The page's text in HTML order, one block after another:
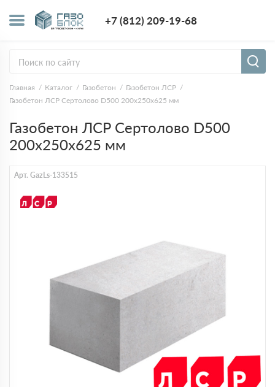
+7 (812) 209-19-68
Главная Каталог Газобетон
Газобетон ЛСР
Газобетон ЛСР Сертолово D500 200х250х625 мм
Газобетон ЛСР Сертолово D500
200х250х625 мм
Арт. GazLs-133515